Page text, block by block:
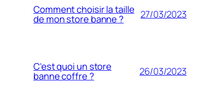
Comment choisir la taille
de mon store banne ? 27/03/2023
C’est quoi un store
banne coffre ? 26/03/2023